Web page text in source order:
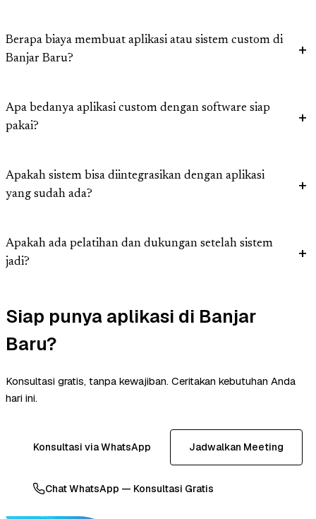
Berapa biaya membuat aplikasi atau sistem custom di
Banjar Baru?
Apa bedanya aplikasi custom dengan software siap
pakai?
Apakah sistem bisa diintegrasikan dengan aplikasi
yang sudah ada?
Apakah ada pelatihan dan dukungan setelah sistem
jadi?
Siap punya aplikasi di Banjar
Baru?
Konsultasi gratis, tanpa kewajiban. Ceritakan kebutuhan Anda
hari ini.
Konsultasi via WhatsApp Jadwalkan Meeting
Chat WhatsApp — Konsultasi Gratis